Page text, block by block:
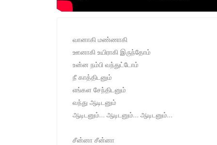
வானாகி மண்ணாகி
ஊனாகி உயிராகி இருந்தோம்
உன்ன நம்பி வந்துட்டோம்
நீ காத்திடனும்
எங்கள சேந்திடனும்
வந்து ஆடிடனும்
ஆடிடனும்… ஆடிடனும்… ஆடிடனும்…
சீன்னா சீன்னா